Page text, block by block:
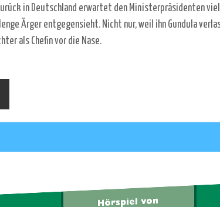
in Deutschland erwartet den Ministerpräsidenten
Ärger entgegensieht. Nicht nur, weil ihn Gundula
als Chefin vor die Nase.